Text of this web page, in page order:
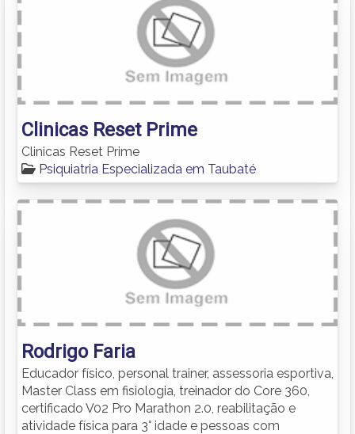
Clinicas Reset Prime
Clinicas Reset Prime
Psiquiatria Especializada em Taubaté
Rodrigo Faria
Educador físico, personal trainer, assessoria esportiva,
Master Class em fisiologia, treinador do Core 360,
certificado V02 Pro Marathon 2.0, reabilitação e
atividade física para 3° idade e pessoas com